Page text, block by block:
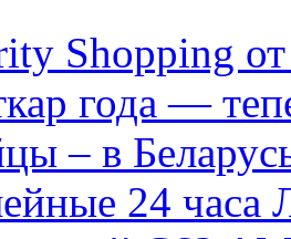
Shopping
года —
– в
24 часа